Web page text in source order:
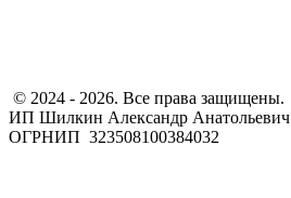
​ © 2024 - 2026. Все права защищены.
ИП Шилкин Александр Анатольевич
ОГРНИП 323508100384032